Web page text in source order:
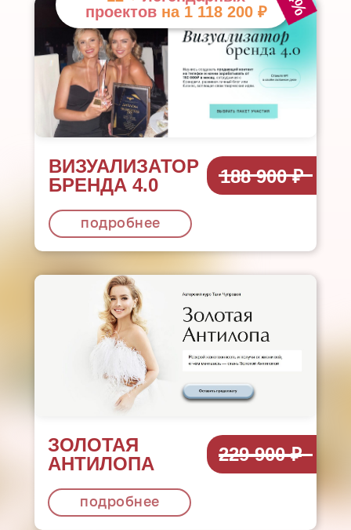
ВИЗУАЛИЗАТОР
БРЕНДА 4.0
подробнее
188 900 ₽
ЗОЛОТАЯ
АНТИЛОПА
подробнее
229 900 ₽
проектов на 1 118 200 ₽